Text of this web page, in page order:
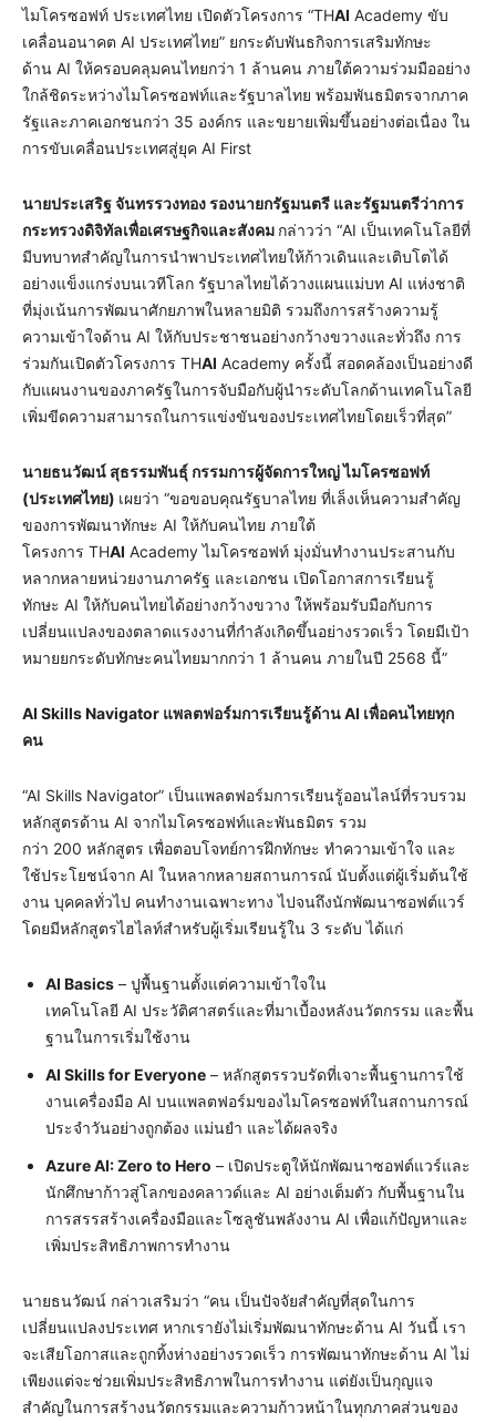
ไมโครซอฟท์ ประเทศไทย เปิดตัวโครงการ “THAI Academy ขับ
เคลื่อนอนาคต AI ประเทศไทย” ยกระดับพันธกิจการเสริมทักษะ
ด้าน AI ให้ครอบคลุมคนไทยกว่า 1 ล้านคน ภายใต้ความร่วมมืออย่าง
ใกล้ชิดระหว่างไมโครซอฟท์และรัฐบาลไทย พร้อมพันธมิตรจากภาค
รัฐและภาคเอกชนกว่า 35 องค์กร และขยายเพิ่มขึ้นอย่างต่อเนื่อง ใน
การขับเคลื่อนประเทศสู่ยุค AI First
นายประเสริฐ จันทรรวงทอง รองนายกรัฐมนตรี และรัฐมนตรีว่าการ
กระทรวงดิจิทัลเพื่อเศรษฐกิจและสังคม กล่าวว่า “AI เป็นเทคโนโลยีที่
มีบทบาทสำคัญในการนำพาประเทศไทยให้ก้าวเดินและเติบโตได้
อย่างแข็งแกร่งบนเวทีโลก รัฐบาลไทยได้วางแผนแม่บท AI แห่งชาติ
ที่มุ่งเน้นการพัฒนาศักยภาพในหลายมิติ รวมถึงการสร้างความรู้
ความเข้าใจด้าน AI ให้กับประชาชนอย่างกว้างขวางและทั่วถึง การ
ร่วมกันเปิดตัวโครงการ THAI Academy ครั้งนี้ สอดคล้องเป็นอย่างดี
กับแผนงานของภาครัฐในการจับมือกับผู้นำระดับโลกด้านเทคโนโลยี
เพิ่มขีดความสามารถในการแข่งขันของประเทศไทยโดยเร็วที่สุด”
นายธนวัฒน์ สุธรรมพันธุ์ กรรมการผู้จัดการใหญ่ ไมโครซอฟท์
(ประเทศไทย) เผยว่า “ขอขอบคุณรัฐบาลไทย ที่เล็งเห็นความสำคัญ
ของการพัฒนาทักษะ AI ให้กับคนไทย ภายใต้
โครงการ THAI Academy ไมโครซอฟท์ มุ่งมั่นทำงานประสานกับ
หลากหลายหน่วยงานภาครัฐ และเอกชน เปิดโอกาสการเรียนรู้
ทักษะ AI ให้กับคนไทยได้อย่างกว้างขวาง ให้พร้อมรับมือกับการ
เปลี่ยนแปลงของตลาดแรงงานที่กำลังเกิดขึ้นอย่างรวดเร็ว โดยมีเป้า
หมายยกระดับทักษะคนไทยมากกว่า 1 ล้านคน ภายในปี 2568 นี้”
AI Skills Navigator แพลตฟอร์มการเรียนรู้ด้าน AI เพื่อคนไทยทุก
คน
“AI Skills Navigator” เป็นแพลตฟอร์มการเรียนรู้ออนไลน์ที่รวบรวม
หลักสูตรด้าน AI จากไมโครซอฟท์และพันธมิตร รวม
กว่า 200 หลักสูตร เพื่อตอบโจทย์การฝึกทักษะ ทำความเข้าใจ และ
ใช้ประโยชน์จาก AI ในหลากหลายสถานการณ์ นับตั้งแต่ผู้เริ่มต้นใช้
งาน บุคคลทั่วไป คนทำงานเฉพาะทาง ไปจนถึงนักพัฒนาซอฟต์แวร์
โดยมีหลักสูตรไฮไลท์สำหรับผู้เริ่มเรียนรู้ใน 3 ระดับ ได้แก่
AI Basics – ปูพื้นฐานตั้งแต่ความเข้าใจใน
เทคโนโลยี AI ประวัติศาสตร์และที่มาเบื้องหลังนวัตกรรม และพื้น
ฐานในการเริ่มใช้งาน
AI Skills for Everyone – หลักสูตรรวบรัดที่เจาะพื้นฐานการใช้
งานเครื่องมือ AI บนแพลตฟอร์มของไมโครซอฟท์ในสถานการณ์
ประจำวันอย่างถูกต้อง แม่นยำ และได้ผลจริง
Azure AI: Zero to Hero – เปิดประตูให้นักพัฒนาซอฟต์แวร์และ
นักศึกษาก้าวสู่โลกของคลาวด์และ AI อย่างเต็มตัว กับพื้นฐานใน
การสรรสร้างเครื่องมือและโซลูชันพลังงาน AI เพื่อแก้ปัญหาและ
เพิ่มประสิทธิภาพการทำงาน
นายธนวัฒน์ กล่าวเสริมว่า “คน เป็นปัจจัยสำคัญที่สุดในการ
เปลี่ยนแปลงประเทศ หากเรายังไม่เริ่มพัฒนาทักษะด้าน AI วันนี้ เรา
จะเสียโอกาสและถูกทิ้งห่างอย่างรวดเร็ว การพัฒนาทักษะด้าน AI ไม่
เพียงแต่จะช่วยเพิ่มประสิทธิภาพในการทำงาน แต่ยังเป็นกุญแจ
สำคัญในการสร้างนวัตกรรมและความก้าวหน้าในทุกภาคส่วนของ